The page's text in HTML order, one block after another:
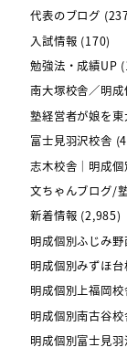
代表のブログ
入試情報 (170)
勉強法・成績UP
南大塚校舎／明成
塾経営者が娘を
富士見羽沢校舎
志木校舎｜明成個
文ちゃんブログ/
新着情報 (2,985)
明成個別ふじみ
明成個別みずほ台
明成個別上福岡校
明成個別南古谷校
明成個別富士見羽